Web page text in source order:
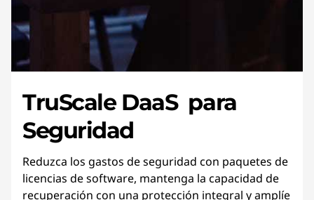
TruScale DaaS para
Seguridad
Reduzca los gastos de seguridad con paquetes de
licencias de software, mantenga la capacidad de
recuperación con una protección integral y amplíe